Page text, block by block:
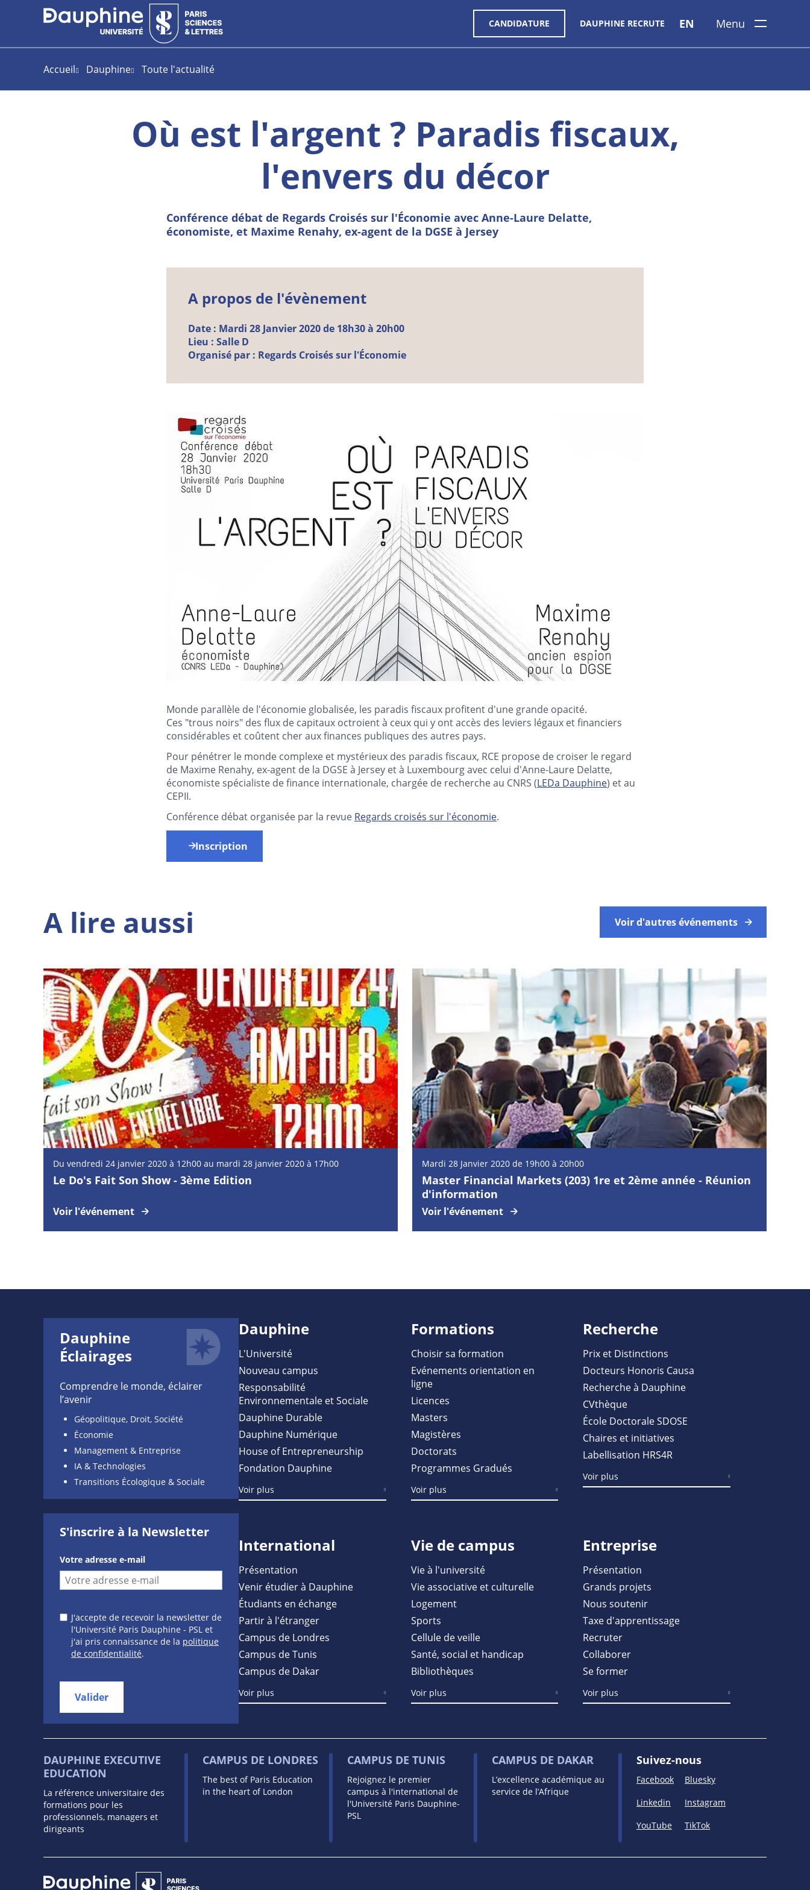
CANDIDATURE DAUPHINE RECRUTE EN Menu
Accueil Dauphine Toute l'actualité
Où est l'argent ? Paradis fiscaux,
l'envers du décor
Conférence débat de Regards Croisés sur l'Économie avec Anne-Laure Delatte,
économiste, et Maxime Renahy, ex-agent de la DGSE à Jersey
A propos de l'évènement
Date : Mardi 28 Janvier2020 de 18h30 à 20h00
Lieu : Salle D
Organisé par : Regards Croisés sur l'Économie
Monde parallèle de l'économie globalisée, les paradis fiscaux profitent d'une grande opacité.
Ces "trous noirs" des flux de capitaux octroient à ceux qui y ont accès des leviers légaux et financiers
considérables et coûtent cher aux finances publiques des autres pays.
Pour pénétrer le monde complexe et mystérieux des paradis fiscaux, RCE propose de croiser le regard
de Maxime Renahy, ex-agent de la DGSE à Jersey et à Luxembourg avec celui d'Anne-Laure Delatte,
économiste spécialiste de finance internationale, chargée de recherche au CNRS (LEDa Dauphine) et au
CEPII.
Conférence débat organisée par la revue Regards croisés sur l'économie.
Inscription
A lire aussi Voir d'autres événements
Du vendredi 24 janvier 2020 à 12h00 au mardi 28 janvier 2020 à 17h00
Le Do's Fait Son Show - 3ème Edition
Voir l'événement
Mardi 28 Janvier 2020 de 19h00 à 20h00
Master Financial Markets (203) 1re et 2ème année - Réunion
d'information
Voir l'événement
Dauphine
Éclairages
Comprendre le monde, éclairer
l’avenir
Géopolitique, Droit, Société
Économie
Management & Entreprise
IA & Technologies
Transitions Écologique & Sociale
S'inscrire à la Newsletter
Votre adresse e-mail
J'accepte de recevoir la newsletter de
l'Université Paris Dauphine - PSL et
j'ai pris connaissance de la politique
de confidentialité.
Valider
Dauphine
L'Université
Nouveau campus
Responsabilité
Environnementale et Sociale
Dauphine Durable
Dauphine Numérique
House of Entrepreneurship
Fondation Dauphine
Voir plus
Formations
Choisir sa formation
Evénements orientation en
ligne
Licences
Masters
Magistères
Doctorats
Programmes Gradués
Voir plus
Recherche
Prix et Distinctions
Docteurs Honoris Causa
Recherche à Dauphine
CVthèque
École Doctorale SDOSE
Chaires et initiatives
Labellisation HRS4R
Voir plus
International
Présentation
Venir étudier à Dauphine
Étudiants en échange
Partir à l'étranger
Campus de Londres
Campus de Tunis
Campus de Dakar
Voir plus
Vie de campus
Vie à l'université
Vie associative et culturelle
Logement
Sports
Cellule de veille
Santé, social et handicap
Bibliothèques
Voir plus
Entreprise
Présentation
Grands projets
Nous soutenir
Taxe d'apprentissage
Recruter
Collaborer
Se former
Voir plus
DAUPHINE EXECUTIVE
EDUCATION
La référence universitaire des
formations pour les
professionnels, managers et
dirigeants
CAMPUS DE LONDRES
The best of Paris Education
in the heart of London
CAMPUS DE TUNIS
Rejoignez le premier
campus à l'international de
l'Université Paris Dauphine-
PSL
CAMPUS DE DAKAR
L’excellence académique au
service de l’Afrique
Suivez-nous
Facebook
Bluesky
Linkedin
Instagram
YouTube
TikTok